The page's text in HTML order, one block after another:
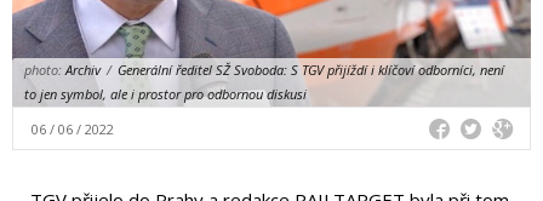
photo:Archiv / Generální ředitel SŽ Svoboda: S TGV přijíždí i klíčoví odborníci, není
to jen symbol, ale i prostor pro odbornou diskusi
06 / 06 / 2022